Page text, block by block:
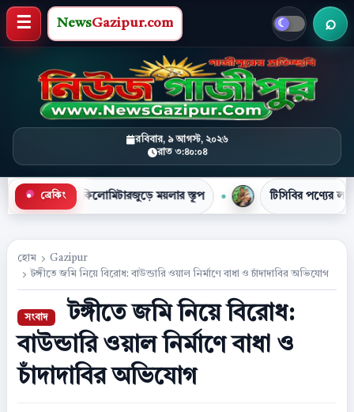
রবিবার, ৯ আগস্ট, ২০২৬
রাত ৩:৪০:০৫
মেনু খুলুন
NewsGazipur.com
● ব্রেকিং ময়লার স্তূপ টিসিবির পণ্যের লাইনে দাঁড়িয়ে প্রাণ
হোম
Gazipur
টঙ্গীতে জমি নিয়ে বিরোধ: বাউন্ডারি ওয়াল নির্মাণে বাধা ও চাঁদাদাবির অভিযোগ
টঙ্গীতে জমি নিয়ে বিরোধ:
বাউন্ডারি ওয়াল নির্মাণে বাধা ও
চাঁদাদাবির অভিযোগ